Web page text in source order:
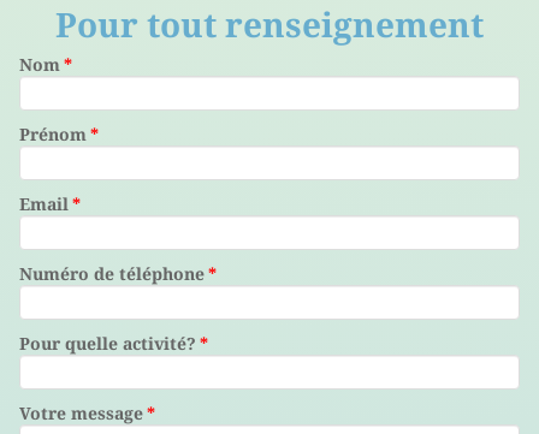
Pour tout renseignement
Nom*
Prénom*
Email*
Numéro de téléphone*
Pour quelle activité? *
Votre message*